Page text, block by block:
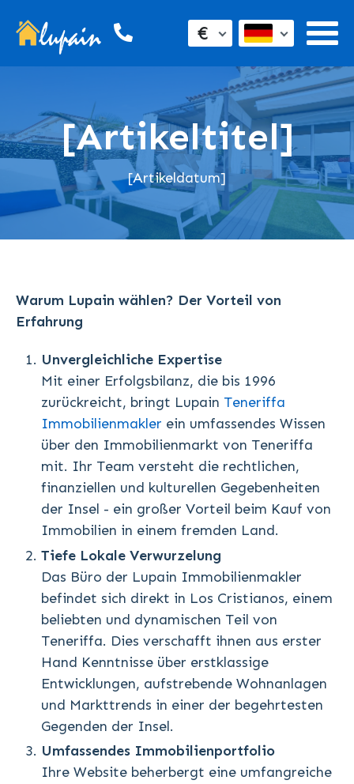
€
[Artikeltitel]
[Artikeldatum]
Warum Lupain wählen? Der Vorteil von
Erfahrung
Unvergleichliche Expertise
Mit einer Erfolgsbilanz, die bis 1996
zurückreicht, bringt Lupain Teneriffa
Immobilienmakler ein umfassendes Wissen
über den Immobilienmarkt von Teneriffa
mit. Ihr Team versteht die rechtlichen,
finanziellen und kulturellen Gegebenheiten
der Insel - ein großer Vorteil beim Kauf von
Immobilien in einem fremden Land.
Tiefe Lokale Verwurzelung
Das Büro der Lupain Immobilienmakler
befindet sich direkt in Los Cristianos, einem
beliebten und dynamischen Teil von
Teneriffa. Dies verschafft ihnen aus erster
Hand Kenntnisse über erstklassige
Entwicklungen, aufstrebende Wohnanlagen
und Markttrends in einer der begehrtesten
Gegenden der Insel.
Umfassendes Immobilienportfolio
Ihre Website beherbergt eine umfangreiche